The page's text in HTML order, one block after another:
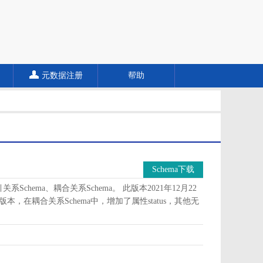
元数据注册 帮助
Schema下载
系Schema、耦合关系Schema。 此版本2021年12月22
本，在耦合关系Schema中，增加了属性status，其他无